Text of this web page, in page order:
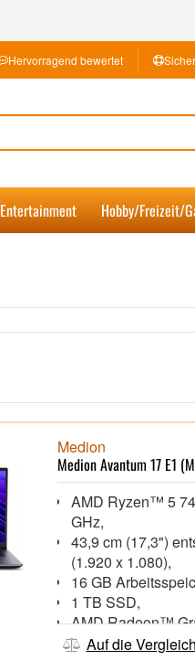
Hervorragend bewertet
Entertainment Hobby/Freizeit/
Medion
Medion Avantum 17 E1
AMD Ryzen™ 5
GHz,
43,9 cm (17,3")
(1.920 x 1.080),
16 GB
1 TB SSD,
AMD Radeon™
HD Webcam mit
Auf die